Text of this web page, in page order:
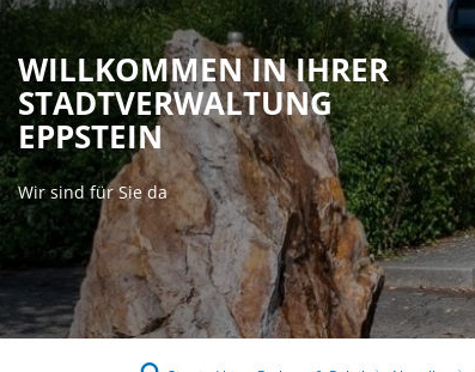
WILLKOMMEN IN IHRER
STADTVERWALTUNG
EPPSTEIN
Wir sind für Sie da